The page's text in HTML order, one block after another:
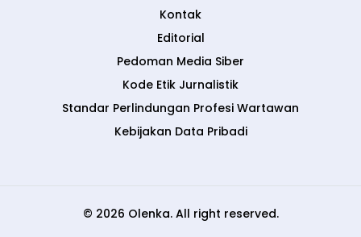
Kontak
Editorial
Pedoman Media Siber
Kode Etik Jurnalistik
Standar Perlindungan Profesi Wartawan
Kebijakan Data Pribadi
© 2026 Olenka. All right reserved.